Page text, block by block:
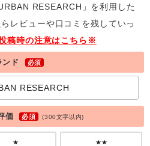
RESEARCH」を利用した
レビューや口コミを残していっ
稿時の注意はこちら※
ンド 必須
価 必須 (300文字以内)
★ ★★